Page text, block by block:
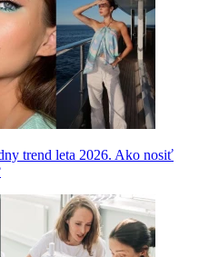
trend leta 2026. Ako nosiť